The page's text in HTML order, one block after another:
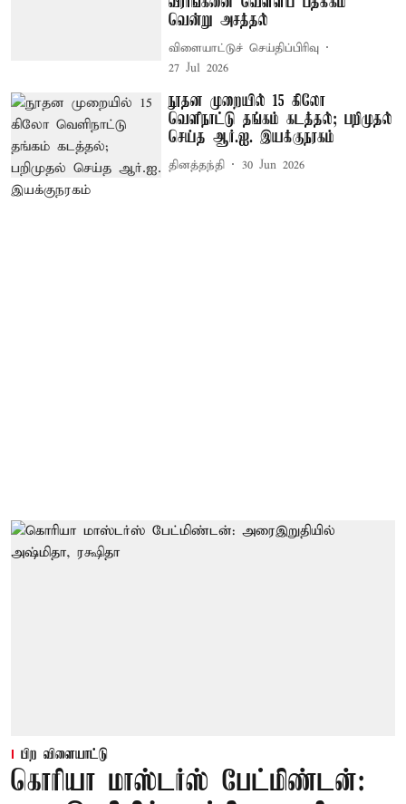
வென்று அசத்தல்
விளையாட்டுச் செய்திப்பிரிவு
27 Jul 2026
நூதன முறையில் 15 கிலோ
வெளிநாட்டு தங்கம் கடத்தல்; பறிமுதல்
செய்த ஆர்.ஐ. இயக்குநரகம்
தினத்தந்தி 30 Jun 2026
பிற விளையாட்டு
கொரியா மாஸ்டர்ஸ் பேட்மிண்டன்: